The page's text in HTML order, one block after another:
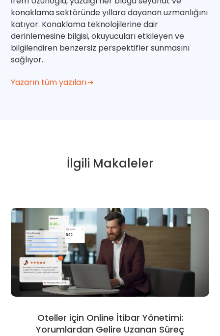
konaklama sektöründe yıllara dayanan uzmanlığını
katıyor. Konaklama teknolojilerine dair
derinlemesine bilgisi, okuyucuları etkileyen ve
bilgilendiren benzersiz perspektifler sunmasını
sağlıyor.
Yazarın tüm yazıları
İlgili Makaleler
Oteller için Online İtibar Yönetimi:
Yorumlardan Gelire Uzanan Süreç